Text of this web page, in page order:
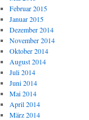
Februar 2015
Januar 2015
Dezember 2014
November 2014
Oktober 2014
August 2014
Juli 2014
Juni 2014
Mai 2014
April 2014
März 2014